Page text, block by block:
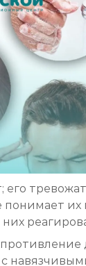
его
понимает
них